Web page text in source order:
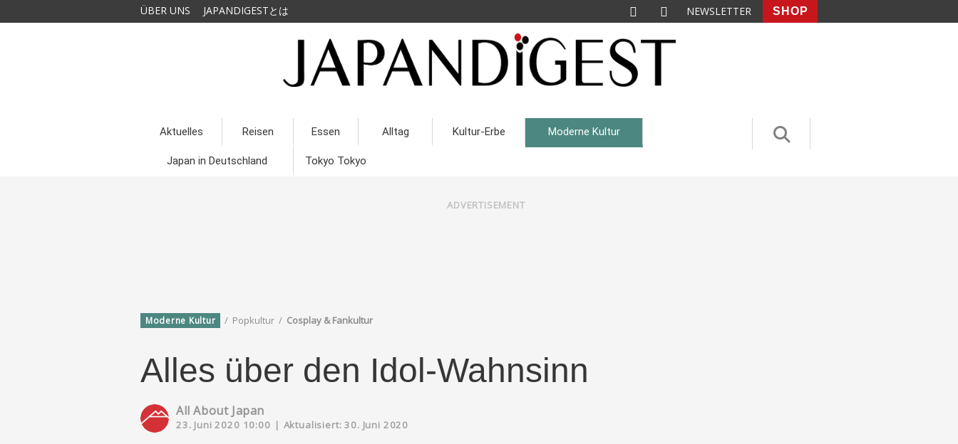
ÜBER UNS JAPANDIGESTとは NEWSLETTER SHOP
Aktuelles Reisen Essen Alltag Kultur-Erbe Moderne Kultur
Japan in Deutschland Tokyo Tokyo
ADVERTISEMENT
Moderne Kultur / Popkultur / Cosplay & Fankultur
Alles über den Idol-Wahnsinn
All About Japan
23. Juni 2020 10:00 | Aktualisiert: 30. Juni 2020